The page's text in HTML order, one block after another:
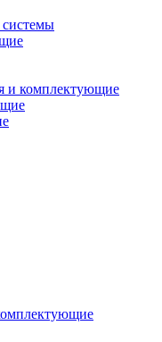
и комплектующие